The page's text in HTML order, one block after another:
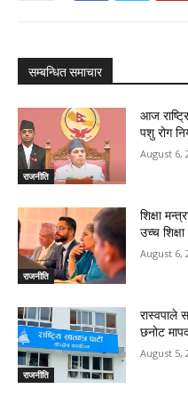
सम्बन्धित समाचार
राजनीति
आज
पशु रोग
August 6,
राजनीति
शिक्षा
उच्च
August 6,
राजनीति
रास्वपाले
छनोट
August 5,